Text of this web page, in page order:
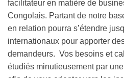
facilitateur en matière de
Congolais. Partant de notre
en relation pourra s’étendre
internationaux pour apporter
demandeurs. Vos besoins et
étudiés minutieusement par